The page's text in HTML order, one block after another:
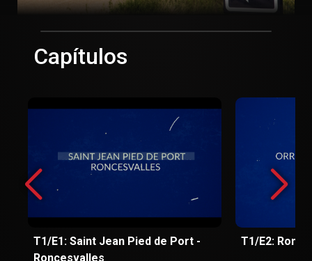
Capítulos
T1/E1: Saint Jean Pied de Port -
Roncesvalles
T1/E2: